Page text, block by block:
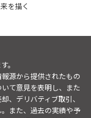
を描く
。
源から提供されたもの
て意見を表明し、また
、デリバティブ取引、
また、過去の実績や予